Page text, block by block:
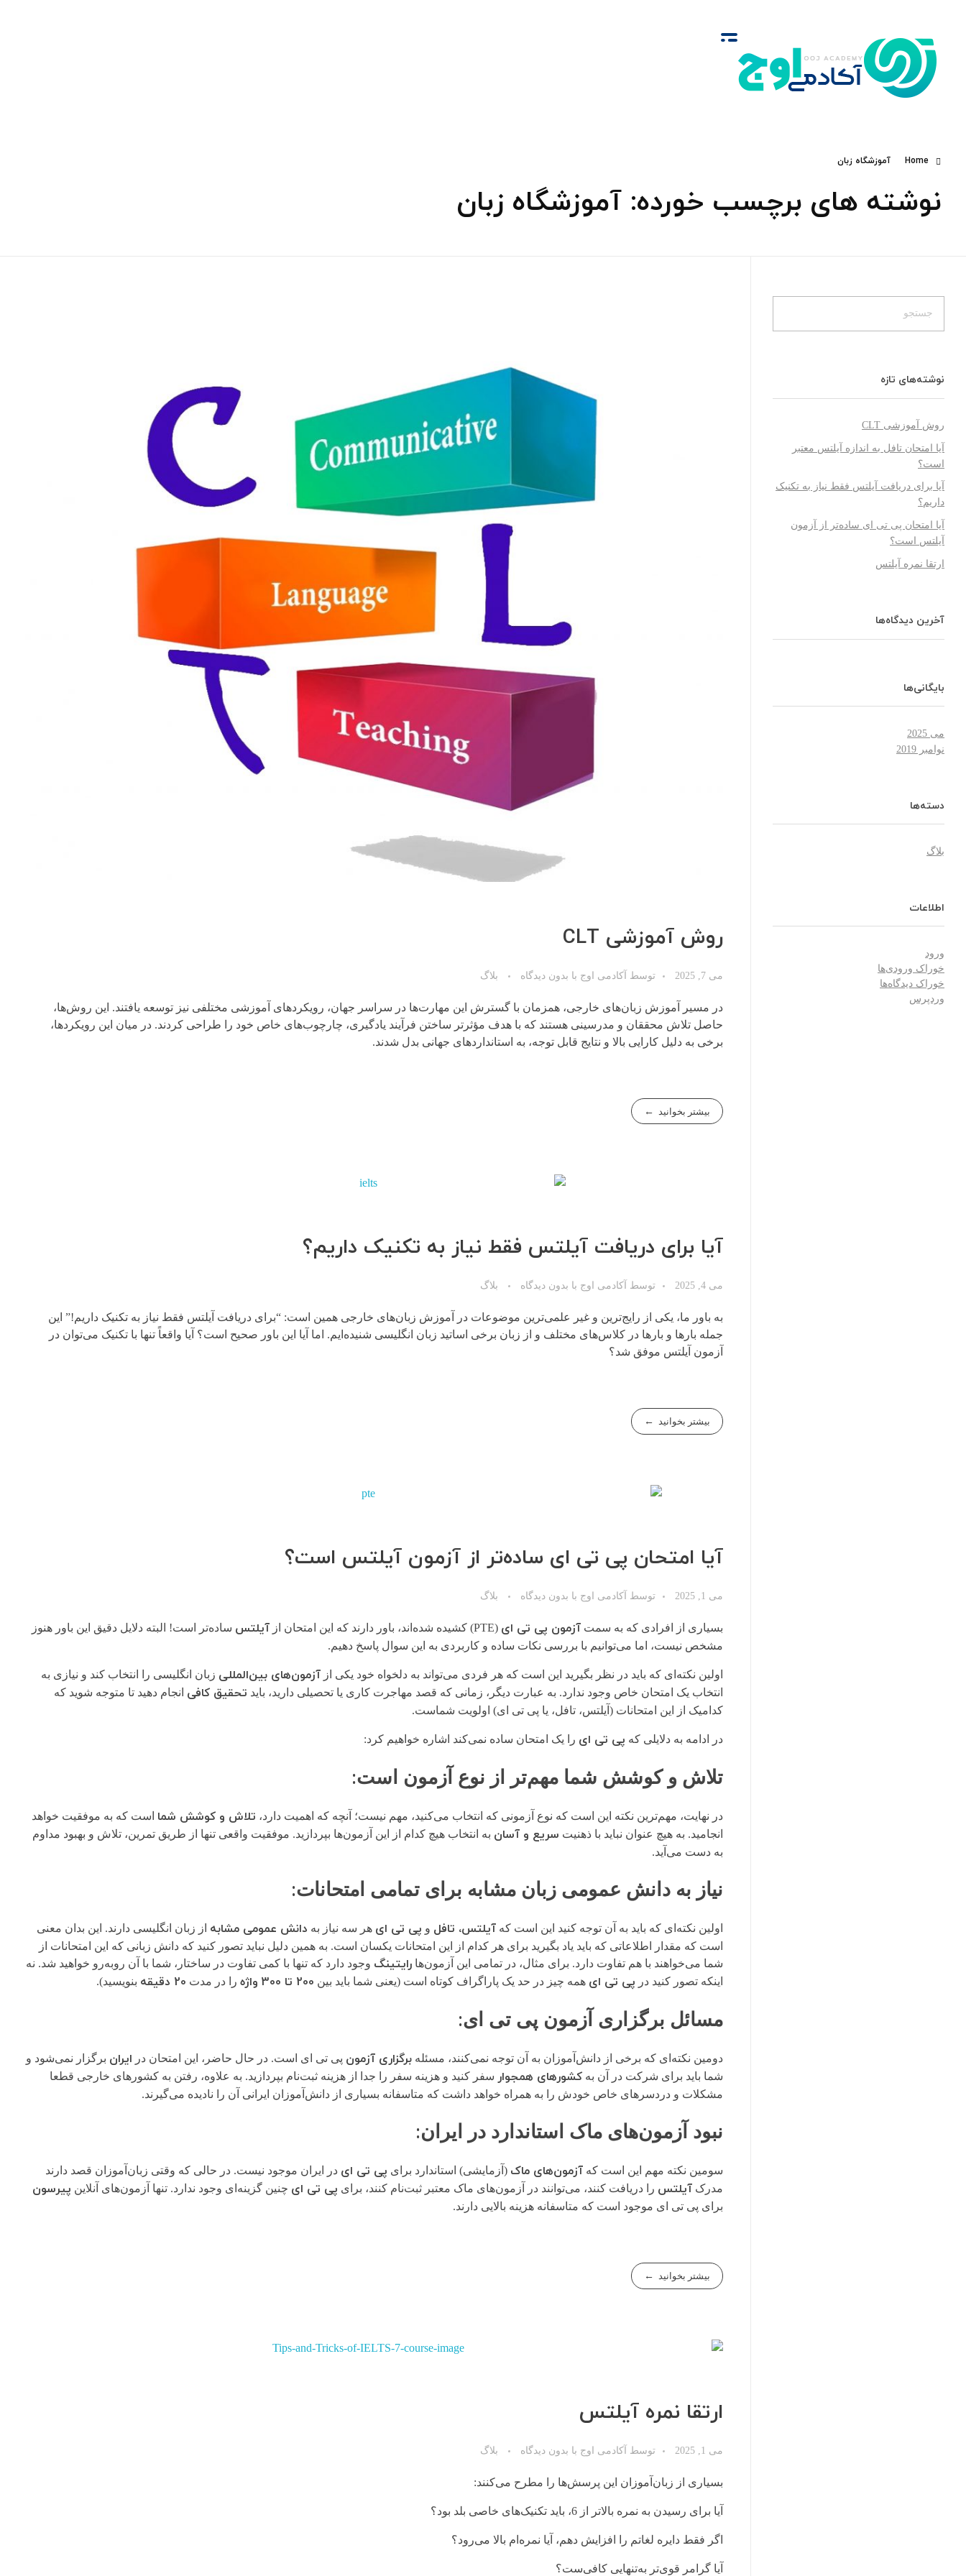
Home آموزشگاه زبان
نوشته های برچسب خورده: آموزشگاه زبان
روش آموزشی CLT
می 7, 2025 توسط آکادمی اوج با بدون دیدگاه بلاگ
در مسیر آموزش زبان‌های خارجی، همزمان با گسترش این مهارت‌ها در سراسر جهان، رویکردهای آموزشی مختلفی نیز توسعه یافتند. این روش‌ها،
حاصل تلاش محققان و مدرسینی هستند که با هدف مؤثرتر ساختن فرآیند یادگیری، چارچوب‌های خاص خود را طراحی کردند. در میان این رویکردها،
برخی به دلیل کارایی بالا و نتایج قابل توجه، به استانداردهای جهانی بدل شدند.
بیشتر بخوانید
آیا برای دریافت آیلتس فقط نیاز به تکنیک داریم؟
می 4, 2025 توسط آکادمی اوج با بدون دیدگاه بلاگ
به باور ما، یکی از رایج‌ترین و غیر علمی‌ترین موضوعات در آموزش زبان‌های خارجی همین است: “برای دریافت آیلتس فقط نیاز به تکنیک داریم!” این
جمله بارها و بارها در کلاس‌های مختلف و از زبان برخی اساتید زبان انگلیسی شنیده‌ایم. اما آیا این باور صحیح است؟ آیا واقعاً تنها با تکنیک می‌توان در
آزمون آیلتس موفق شد؟
بیشتر بخوانید
آیا امتحان پی تی ای ساده‌تر از آزمون آیلتس است؟
می 1, 2025 توسط آکادمی اوج با بدون دیدگاه بلاگ
بسیاری از افرادی که به سمت آزمون پی تی ای (PTE) کشیده شده‌اند، باور دارند که این امتحان از آیلتس ساده‌تر است! البته دلایل دقیق این باور هنوز
مشخص نیست، اما می‌توانیم با بررسی نکات ساده و کاربردی به این سوال پاسخ دهیم.
اولین نکته‌ای که باید در نظر بگیرید این است که هر فردی می‌تواند به دلخواه خود یکی از آزمون‌های بین‌المللی زبان انگلیسی را انتخاب کند و نیازی به
انتخاب یک امتحان خاص وجود ندارد. به عبارت دیگر، زمانی که قصد مهاجرت کاری یا تحصیلی دارید، باید تحقیق کافی انجام دهید تا متوجه شوید که
کدامیک از این امتحانات (آیلتس، تافل، یا پی تی ای) اولویت شماست.
در ادامه به دلایلی که پی تی ای را یک امتحان ساده نمی‌کند اشاره خواهیم کرد:
تلاش و کوشش شما مهم‌تر از نوع آزمون است:
در نهایت، مهم‌ترین نکته این است که نوع آزمونی که انتخاب می‌کنید، مهم نیست؛ آنچه که اهمیت دارد، تلاش و کوشش شما است که به موفقیت خواهد
انجامید. به هیچ عنوان نباید با ذهنیت سریع و آسان به انتخاب هیچ کدام از این آزمون‌ها بپردازید. موفقیت واقعی تنها از طریق تمرین، تلاش و بهبود مداوم
به دست می‌آید.
نیاز به دانش عمومی زبان مشابه برای تمامی امتحانات:
اولین نکته‌ای که باید به آن توجه کنید این است که آیلتس، تافل و پی تی ای هر سه نیاز به دانش عمومی مشابه از زبان انگلیسی دارند. این بدان معنی
است که مقدار اطلاعاتی که باید یاد بگیرید برای هر کدام از این امتحانات یکسان است. به همین دلیل نباید تصور کنید که دانش زبانی که این امتحانات از
شما می‌خواهند با هم تفاوت دارد. برای مثال، در تمامی این آزمون‌ها رایتینگ وجود دارد که تنها با کمی تفاوت در ساختار، شما با آن روبه‌رو خواهید شد. نه
اینکه تصور کنید در پی تی ای همه چیز در حد یک پاراگراف کوتاه است (یعنی شما باید بین 200 تا 300 واژه را در مدت 20 دقیقه بنویسید).
مسائل برگزاری آزمون پی تی ای:
دومین نکته‌ای که برخی از دانش‌آموزان به آن توجه نمی‌کنند، مسئله برگزاری آزمون پی تی ای است. در حال حاضر، این امتحان در ایران برگزار نمی‌شود و
شما باید برای شرکت در آن به کشورهای همجوار سفر کنید و هزینه سفر را جدا از هزینه ثبت‌نام بپردازید. به علاوه، رفتن به کشورهای خارجی قطعا
مشکلات و دردسرهای خاص خودش را به همراه خواهد داشت که متاسفانه بسیاری از دانش‌آموزان ایرانی آن را نادیده می‌گیرند.
نبود آزمون‌های ماک استاندارد در ایران:
سومین نکته مهم این است که آزمون‌های ماک (آزمایشی) استاندارد برای پی تی ای در ایران موجود نیست. در حالی که وقتی زبان‌آموزان قصد دارند
مدرک آیلتس را دریافت کنند، می‌توانند در آزمون‌های ماک معتبر ثبت‌نام کنند، برای پی تی ای چنین گزینه‌ای وجود ندارد. تنها آزمون‌های آنلاین پیرسون
برای پی تی ای موجود است که متاسفانه هزینه بالایی دارند.
بیشتر بخوانید
ارتقا نمره آیلتس
می 1, 2025 توسط آکادمی اوج با بدون دیدگاه بلاگ
بسیاری از زبان‌آموزان این پرسش‌ها را مطرح می‌کنند:
آیا برای رسیدن به نمره بالاتر از 6، باید تکنیک‌های خاصی بلد بود؟
اگر فقط دایره لغاتم را افزایش دهم، آیا نمره‌ام بالا می‌رود؟
آیا گرامر قوی‌تر به‌تنهایی کافی‌ست؟
نوشته‌های تازه
روش آموزشی CLT
آیا امتحان تافل به اندازه آیلتس معتبر
است؟
آیا برای دریافت آیلتس فقط نیاز به تکنیک
داریم؟
آیا امتحان پی تی ای ساده‌تر از آزمون
آیلتس است؟
ارتقا نمره آیلتس
آخرین دیدگاه‌ها
بایگانی‌ها
می 2025
نوامبر 2019
دسته‌ها
بلاگ
اطلاعات
ورود
خوراک ورودی‌ها
خوراک دیدگاه‌ها
وردپرس